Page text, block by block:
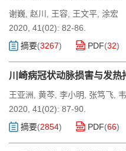
谢巍, 赵川 , 王容, 王文平, 涂宏
2020, 41(02): 82-86.
摘要(3267) PDF(32)
川崎病冠状动脉损害与发热
王亚洲 , 黄芩, 李小明 , 张笃飞,
2020, 41(02): 87-90.
摘要(2854) PDF(66)